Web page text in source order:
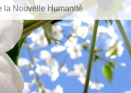
la Nouvelle Humanité